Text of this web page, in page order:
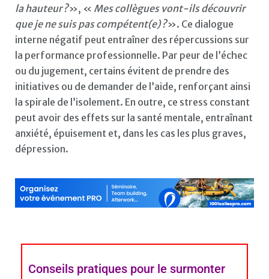
la hauteur ?», « Mes collègues vont-ils découvrir
que je ne suis pas compétent(e) ?». Ce dialogue
interne négatif peut entraîner des répercussions sur
la performance professionnelle. Par peur de l’échec
ou du jugement, certains évitent de prendre des
initiatives ou de demander de l’aide, renforçant ainsi
la spirale de l’isolement. En outre, ce stress constant
peut avoir des effets sur la santé mentale, entraînant
anxiété, épuisement et, dans les cas les plus graves,
dépression.
Conseils pratiques pour le surmonter